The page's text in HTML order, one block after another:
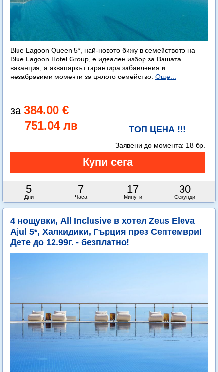
Blue Lagoon Queen 5*, най-новото бижу в семейството на
Blue Lagoon Hotel Group, е идеален избор за Вашата
ваканция, а аквапаркът гарантира забавления и
незабравими моменти за цялото семейство. Още...
384.00 €
751.04 лв
ТОП ЦЕНА !!!
5
Дни
7
Часа
17
Минути
29
Секунди
Заявени до момента: 18 бр.
4 нощувки, All Inclusive в хотел Zeus Eleva
Ajul 5*, Халкидики, Гърция през Септември!
Дете до 12.99г. - безплатно!